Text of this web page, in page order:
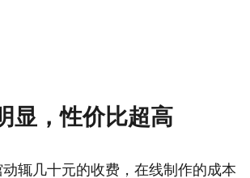
显，性价比超高
辄几十元的收费，在线制作的成本